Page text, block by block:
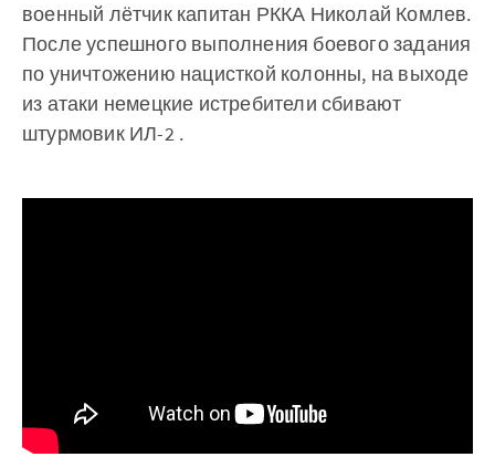
военный лётчик капитан РККА Николай Комлев.
После успешного выполнения боевого задания
по уничтожению нацисткой колонны, на выходе
из атаки немецкие истребители сбивают
штурмовик ИЛ-2 .